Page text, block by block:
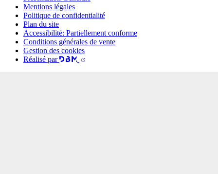
Mentions légales
Politique de confidentialité
Plan du site
Accessibilité: Partiellement conforme
Conditions générales de vente
Gestion des cookies
Réalisé par